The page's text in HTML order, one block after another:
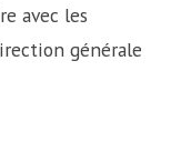
avec les
générale